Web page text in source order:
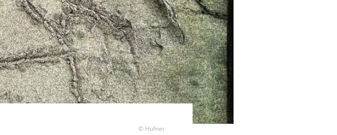
Copyright
© Hufner